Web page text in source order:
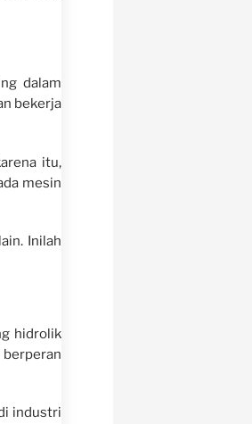
dalam
bekerja
itu,
mesin
Inilah
hidrolik
berperan
industri